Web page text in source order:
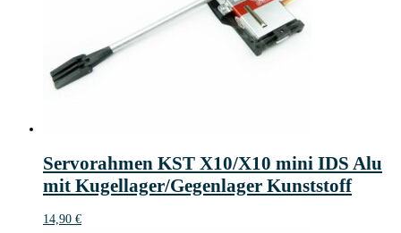
Servorahmen KST X10/X10 mini IDS Alu
mit Kugellager/Gegenlager Kunststoff
14,90 €